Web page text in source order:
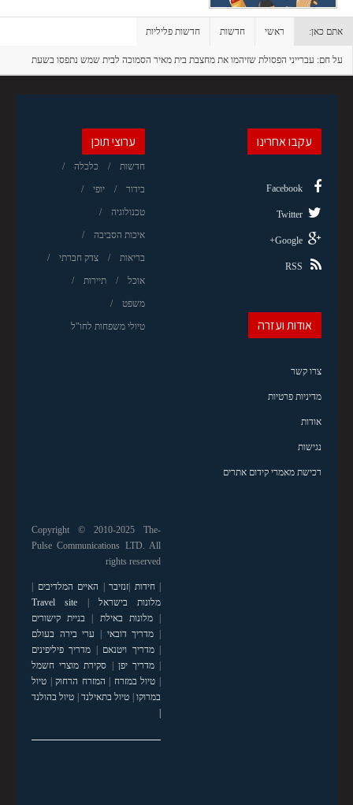
אתם כאן: ראשי חדשות חדשות פליליות
על חם: עברייני הפסולת שזיהמו את מחצבת בית מאיר הסמוכה לבית שמש נתפסו בשעת
ערוצי תוכן
חדשות כלכלה
בידור יופי
טכנולוגיה
איכות הסביבה
בריאות צדק חברתי
אוכל תיירות
משפט
טיולי משפחות לחו"ל
עקבו אחרינו
Facebook
Twitter
Google+
RSS
אודות ועזרה
צרו קשר
מדיניות פרטיות
אודות
נגישות
רכישת מאמרי קידום אתרים
Copyright © 2010-2025 The-
Pulse Communications LTD. All
rights reserved
|חידות זנזיבר האיים המלדיבים
מלונות בישראל
Travel site
|מלונות באילת
בניית קישורים
מדריך דובאי
ערי בירה בעולם
|מדריך ויטנאם
מדריך פיליפינים
|מדריך יפן
סקירת מוצרי חשמל
טיול במזרח המזרח הרחוק| טיול
במרוקו| טיול בתאילנד| טיול בהולנד